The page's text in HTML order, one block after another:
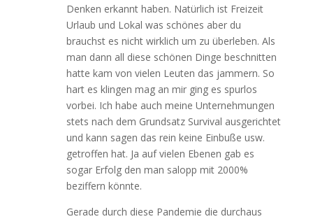
Denken erkannt haben. Natürlich ist Freizeit
Urlaub und Lokal was schönes aber du
brauchst es nicht wirklich um zu überleben. Als
man dann all diese schönen Dinge beschnitten
hatte kam von vielen Leuten das jammern. So
hart es klingen mag an mir ging es spurlos
vorbei. Ich habe auch meine Unternehmungen
stets nach dem Grundsatz Survival ausgerichtet
und kann sagen das rein keine Einbuße usw.
getroffen hat. Ja auf vielen Ebenen gab es
sogar Erfolg den man salopp mit 2000%
beziffern könnte.
Gerade durch diese Pandemie die durchaus